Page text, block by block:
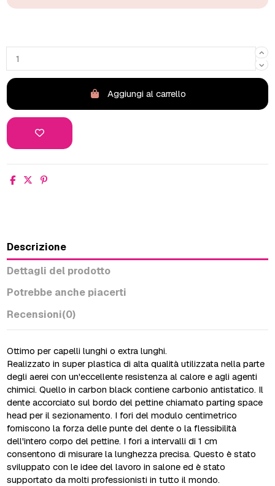
Aggiungi al carrello
Descrizione
Dettagli del prodotto
Potrebbe anche piacerti
Recensioni(0)
Ottimo per capelli lunghi o extra lunghi.
Realizzato in super plastica di alta qualità utilizzata nella parte
degli aerei con un'eccellente resistenza al calore e agli agenti
chimici. Quello in carbon black contiene carbonio antistatico. Il
dente accorciato sul bordo del pettine chiamato parting space
head per il sezionamento. I fori del modulo centimetrico
forniscono la forza delle punte del dente o la flessibilità
dell'intero corpo del pettine. I fori a intervalli di 1 cm
consentono di misurare la lunghezza precisa. Questo è stato
sviluppato con le idee del lavoro in salone ed è stato
supportato da molti professionisti in tutto il mondo.